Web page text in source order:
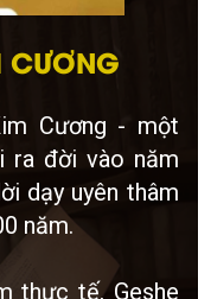
Cương - một
ra đời vào năm
dạy uyên thâm
năm.
thực tế, Geshe